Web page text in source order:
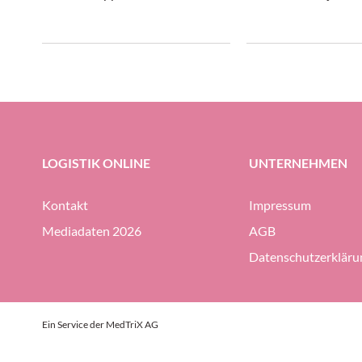
halten.
LOGISTIK ONLINE
Kontakt
Mediadaten 2026
UNTERNEHMEN
Impressum
AGB
Ein Service der MedTriX AG